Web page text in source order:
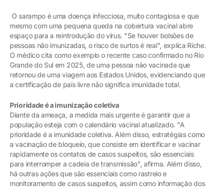
O sarampo é uma doença infecciosa, muito contagiosa e que
mesmo com uma pequena queda na cobertura vacinal abre
espaço para a reintrodução do vírus. "Se houver bolsões de
pessoas não imunizadas, o risco de surtos é real", explica Riche.
O médico cita como exemplo o recente caso confirmado no Rio
Grande do Sul em 2025, de uma pessoa não vacinada que
retornou de uma viagem aos Estados Unidos, evidenciando que
a certificação de país livre não significa imunidade total.
Prioridade é a imunização coletiva
Diante da ameaça, a medida mais urgente é garantir que a
população esteja com o calendário vacinal atualizado. "A
prioridade é a imunidade coletiva. Além disso, estratégias como
a vacinação de bloqueio, que consiste em identificar e vacinar
rapidamente os contatos de casos suspeitos, são essenciais
para interromper a cadeia de transmissão", afirma. Além disso,
há outras ações que são essenciais como rastreio e
monitoramento de casos suspeitos, assim como informação dos